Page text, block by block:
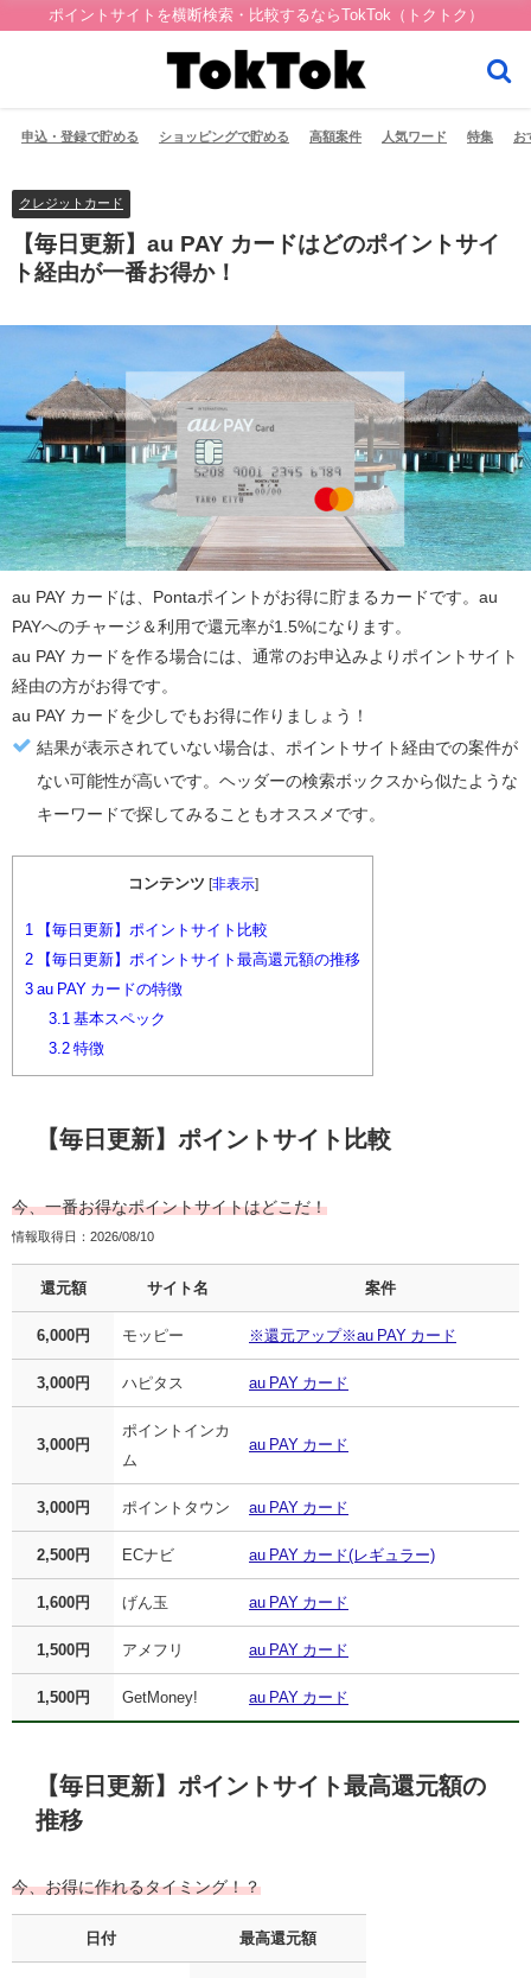
ポイントサイトを横断検索・比較するならTokTok（トクトク）
申込・登録で貯める ショッピングで貯める 高額案件 人気ワード 特集 お
クレジットカード
【毎日更新】au PAY カードはどのポイントサイ
ト経由が一番お得か！
au PAY カード は、Pontaポイントがお得に貯まるカードです。au
PAYへのチャージ＆利用で還元率が1.5%になります。
au PAY カード を作る場合には、通常のお申込みより ポイントサイト
経由の方がお得です。
au PAY カード を少しでもお得に作りましょう！
結果が表示されていない場合は、ポイントサイト経由での案件が
ない可能性が高いです。ヘッダーの検索ボックスから似たような
キーワードで探してみることもオススメです。
コンテンツ [非表示]
1
【毎日更新】ポイントサイト比較
2 【毎日更新】ポイントサイト最高還元額の推移
3 au PAY カードの特徴
3.1 基本スペック
3.2特徴
【毎日更新】ポイントサイト比較
今、一番お得なポイントサイトはどこだ！
情報取得日：2026/08/10
還元額 サイト名 案件
6,000円 モッピー ※還元アップ※au PAY カード
3,000円 ハピタス au PAY カード
3,000円
ポイントインカ
ム
au PAY カード
3,000円 ポイントタウン au PAY カード
2,500円 ECナビ au PAY カード(レギュラー)
1,600円 げん玉 au PAY カード
1,500円 アメフリ au PAY カード
1,500円 GetMoney! au PAY カード
【毎日更新】ポイントサイト最高還元額の
推移
今、お得に作れるタイミング！？
日付 最高還元額